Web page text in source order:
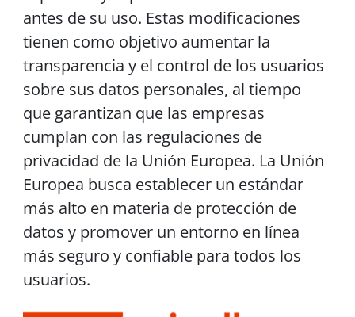
antes de su uso. Estas modificaciones
tienen como objetivo aumentar la
transparencia y el control de los usuarios
sobre sus datos personales, al tiempo
que garantizan que las empresas
cumplan con las regulaciones de
privacidad de la Unión Europea. La Unión
Europea busca establecer un estándar
más alto en materia de protección de
datos y promover un entorno en línea
más seguro y confiable para todos los
usuarios.